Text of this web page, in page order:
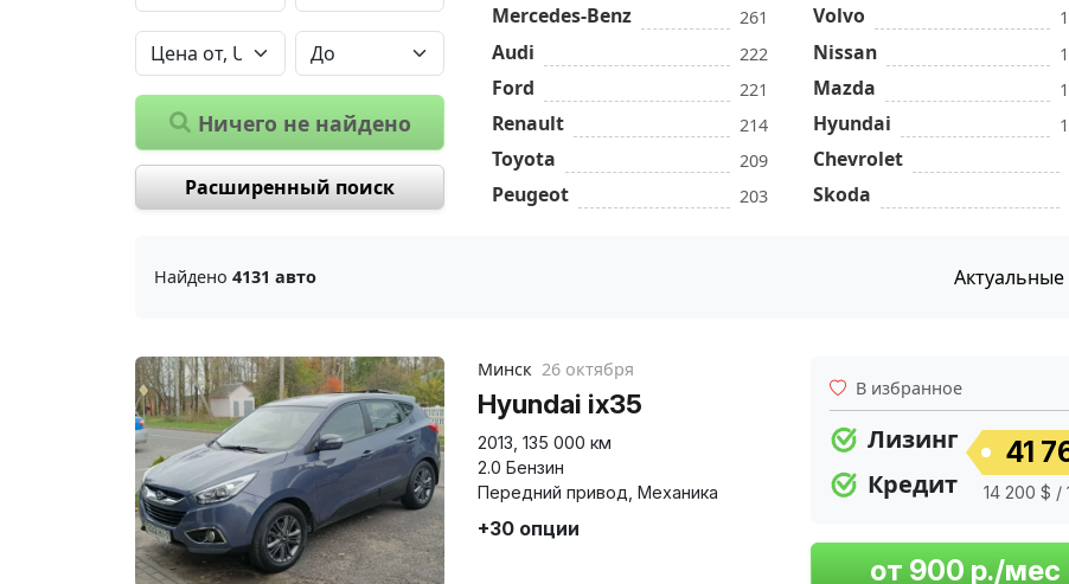
Ничего не найдено
Расширенный поиск
Mercedes-Benz 261
Audi 222
Ford 221
Renault 214
Toyota 209
Peugeot 203
Volvo
Nissan
Mazda
Hyundai
Chevrolet
Skoda
Найдено 4131 авто Актуальные
Минск 26 октября
Hyundai ix35
2013 135 000 км
2.0 Бензин
Передний привод Механика
+30 опции
В избранное
Лизинг
Кредит
41
14 200 $ /